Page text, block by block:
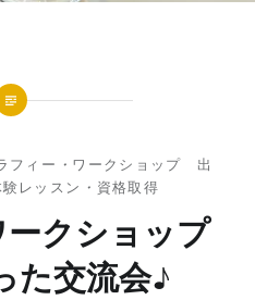
フィー ・ ワークショップ 出
験レッスン ・ 資格取得
クショップ
た交流会♪